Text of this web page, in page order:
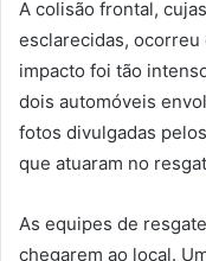
A colisão frontal,
esclarecidas, ocorreu
impacto foi tão
dois automóveis
fotos divulgadas
que atuaram no
As equipes de
chegarem ao local.